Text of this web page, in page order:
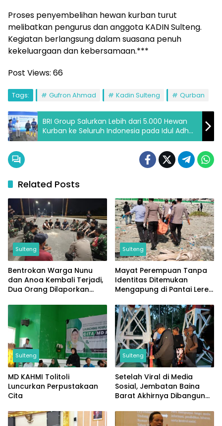
Proses penyembelihan hewan kurban turut
melibatkan pengurus dan anggota KADIN Sulteng.
Kegiatan berlangsung dalam suasana penuh
kekeluargaan dan kebersamaan.***
Post Views: 66
Tags: Gufron Ahmad Kadin Sulteng Qurban
BRI Group Salurkan Lebih dari 5.000 Hewan
Kurban ke Seluruh Indonesia pada Idul Adha
1447 H
Related Posts
Sulteng
Bentrokan Warga Nunu
dan Anoa Kembali Terjadi,
Dua Orang Dilaporkan
Sulteng
Mayat Perempuan Tanpa
Identitas Ditemukan
Mengapung di Pantai Lere,
Buaya
Sulteng
MD KAHMI Tolitoli
Luncurkan Perpustakaan
Cita
Sulteng
Setelah Viral di Media
Sosial, Jembatan Baina
Barat Akhirnya Dibangun
Supratman